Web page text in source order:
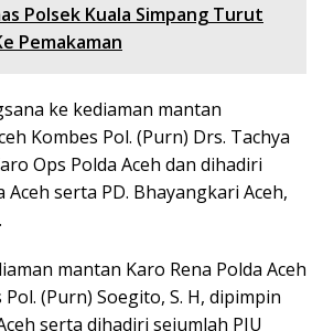
Polsek Kuala Simpang Turut
Pemakaman
ke kediaman mantan
Kombes Pol. (Purn) Drs. Tachya
Ops Polda Aceh dan dihadiri
Aceh serta PD. Bhayangkari Aceh,
mantan Karo Rena Polda Aceh
(Purn) Soegito, S. H, dipimpin
serta dihadiri sejumlah PJU